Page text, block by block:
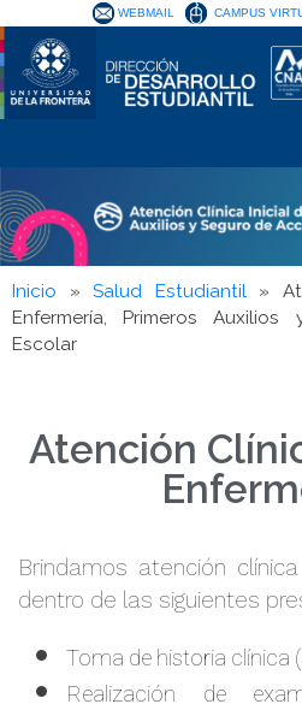
WEBMAIL CAMPUS
Inicio » Salud Estudiantil »
Enfermería, Primeros
Escolar
Atención
Brindamos atención
dentro de las siguientes
Toma de historia clínica
Realización de